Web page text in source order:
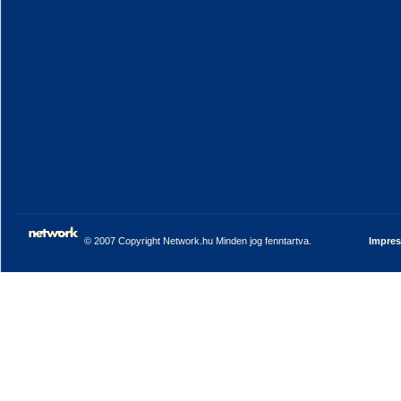
© 2007 Copyright Network.hu Minden jog fenntartva.